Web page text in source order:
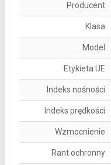
Producent
Klasa
Model
Etykieta UE
Indeks nośności
Indeks prędkości
Wzmocnienie
Rant ochronny